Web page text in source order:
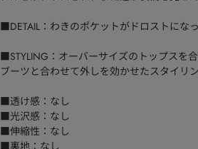
■DETAIL：わきのポケットがドロストにな
■STYLING：オーバーサイズのトップスを
ブーツと合わせて外しを効かせたスタイリ
■透け感：なし
■光沢感：なし
■伸縮性：なし
■裏地：なし